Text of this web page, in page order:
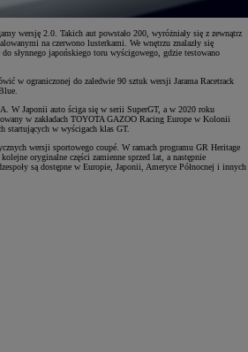
wersję 2.0. Takich aut powstało 200, wyróżniały się z zewnątrz
na czerwono lusterkami. We wnętrzu znalazły się
słynnego japońskiego toru wyścigowego, gdzie testowano
w ograniczonej do zaledwie 90 sztuk wersji Jarama Racetrack
W Japonii auto ściga się w serii SuperGT, a w 2020 roku
w zakładach TOYOTA GAZOO Racing Europe w Kolonii
startujących w wyścigach klas GT.
wersji sportowego coupé. W ramach programu GR Heritage
oryginalne części zamienne sprzed lat, a następnie
są dostępne w Europie, Japonii, Ameryce Północnej i innych